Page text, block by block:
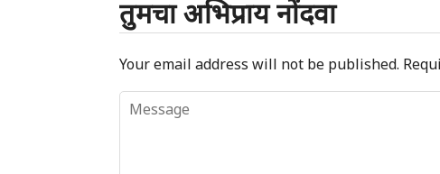
तुमचा अभिप्राय नोंदवा
Your email address will not be published.